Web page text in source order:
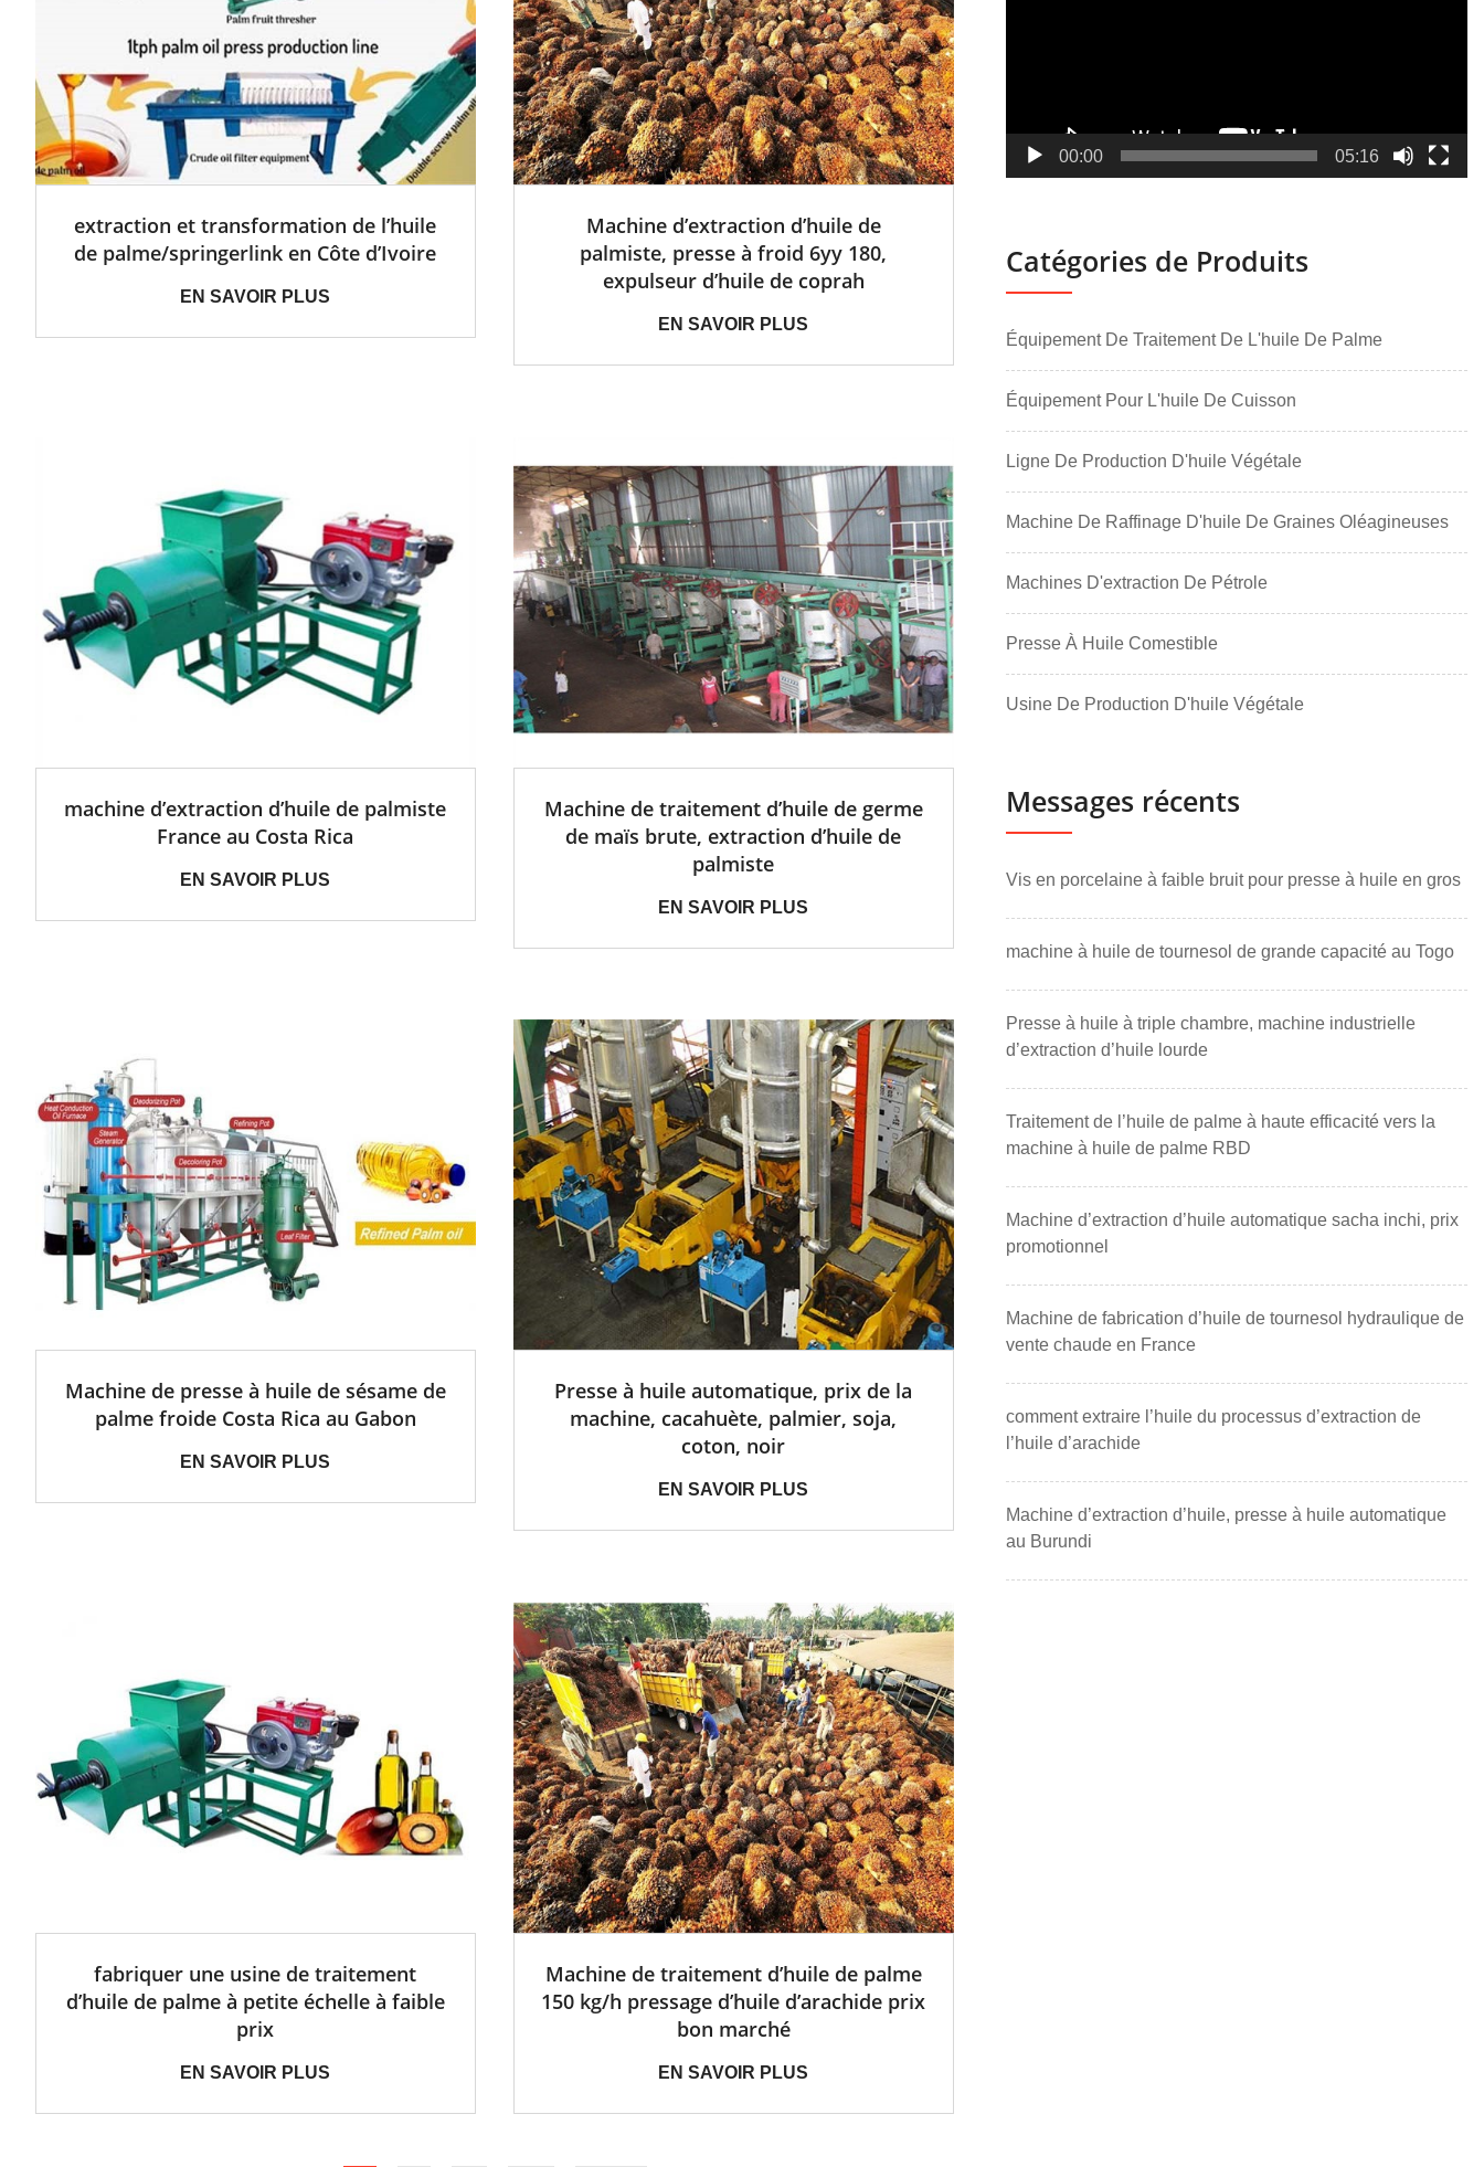
extraction et transformation de l’huile
de palme/springerlink en Côte d’Ivoire
EN SAVOIR PLUS
Machine d’extraction d’huile de
palmiste, presse à froid 6yy 180,
expulseur d’huile de coprah
EN SAVOIR PLUS
machine d’extraction d’huile de palmiste
France au Costa Rica
EN SAVOIR PLUS
Machine de traitement d’huile de germe
de maïs brute, extraction d’huile de
palmiste
EN SAVOIR PLUS
Machine de presse à huile de sésame de
palme froide Costa Rica au Gabon
EN SAVOIR PLUS
Presse à huile automatique, prix de la
machine, cacahuète, palmier, soja,
coton, noir
EN SAVOIR PLUS
fabriquer une usine de traitement
d’huile de palme à petite échelle à faible
prix
EN SAVOIR PLUS
Machine de traitement d’huile de palme
150 kg/h pressage d’huile d’arachide prix
bon marché
EN SAVOIR PLUS
00:00 05:16
Catégories de Produits
Équipement De Traitement De L'huile De Palme
Équipement Pour L'huile De Cuisson
Ligne De Production D'huile Végétale
Machine De Raffinage D'huile De Graines Oléagineuses
Machines D'extraction De Pétrole
Presse À Huile Comestible
Usine De Production D'huile Végétale
Messages récents
Vis en porcelaine à faible bruit pour presse à huile en gros
machine à huile de tournesol de grande capacité au Togo
Presse à huile à triple chambre, machine industrielle
d’extraction d’huile lourde
Traitement de l’huile de palme à haute efficacité vers la
machine à huile de palme RBD
Machine d’extraction d’huile automatique sacha inchi, prix
promotionnel
Machine de fabrication d’huile de tournesol hydraulique de
vente chaude en France
comment extraire l’huile du processus d’extraction de
l’huile d’arachide
Machine d’extraction d’huile, presse à huile automatique
au Burundi